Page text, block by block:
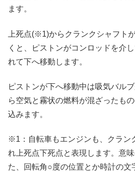
ます。
上死点(※1)からクランクシャフト
くと、ピストンがコンロッドを介
れて下へ移動します。
ピストンが下へ移動中は吸気バル
ら空気と霧状の燃料が混ざったも
込みます。
※1：自転車もエンジンも、クラン
れ上死点下死点と表現します。意
た、回転角○度の位置とか時計の文